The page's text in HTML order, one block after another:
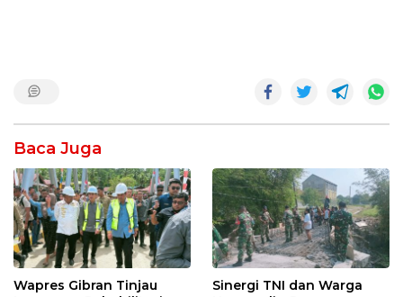
Baca Juga
Wapres Gibran Tinjau
Sinergi TNI dan Warga